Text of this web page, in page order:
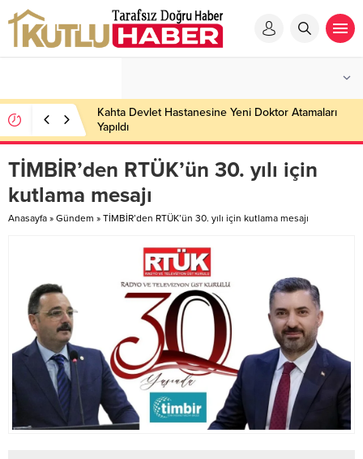
Kahta Devlet Hastanesine Yeni Doktor Atamaları
Yapıldı
TİMBİR’den RTÜK’ün 30. yılı için
kutlama mesajı
Anasayfa » Gündem » TİMBİR’den RTÜK’ün 30. yılı için kutlama mesajı